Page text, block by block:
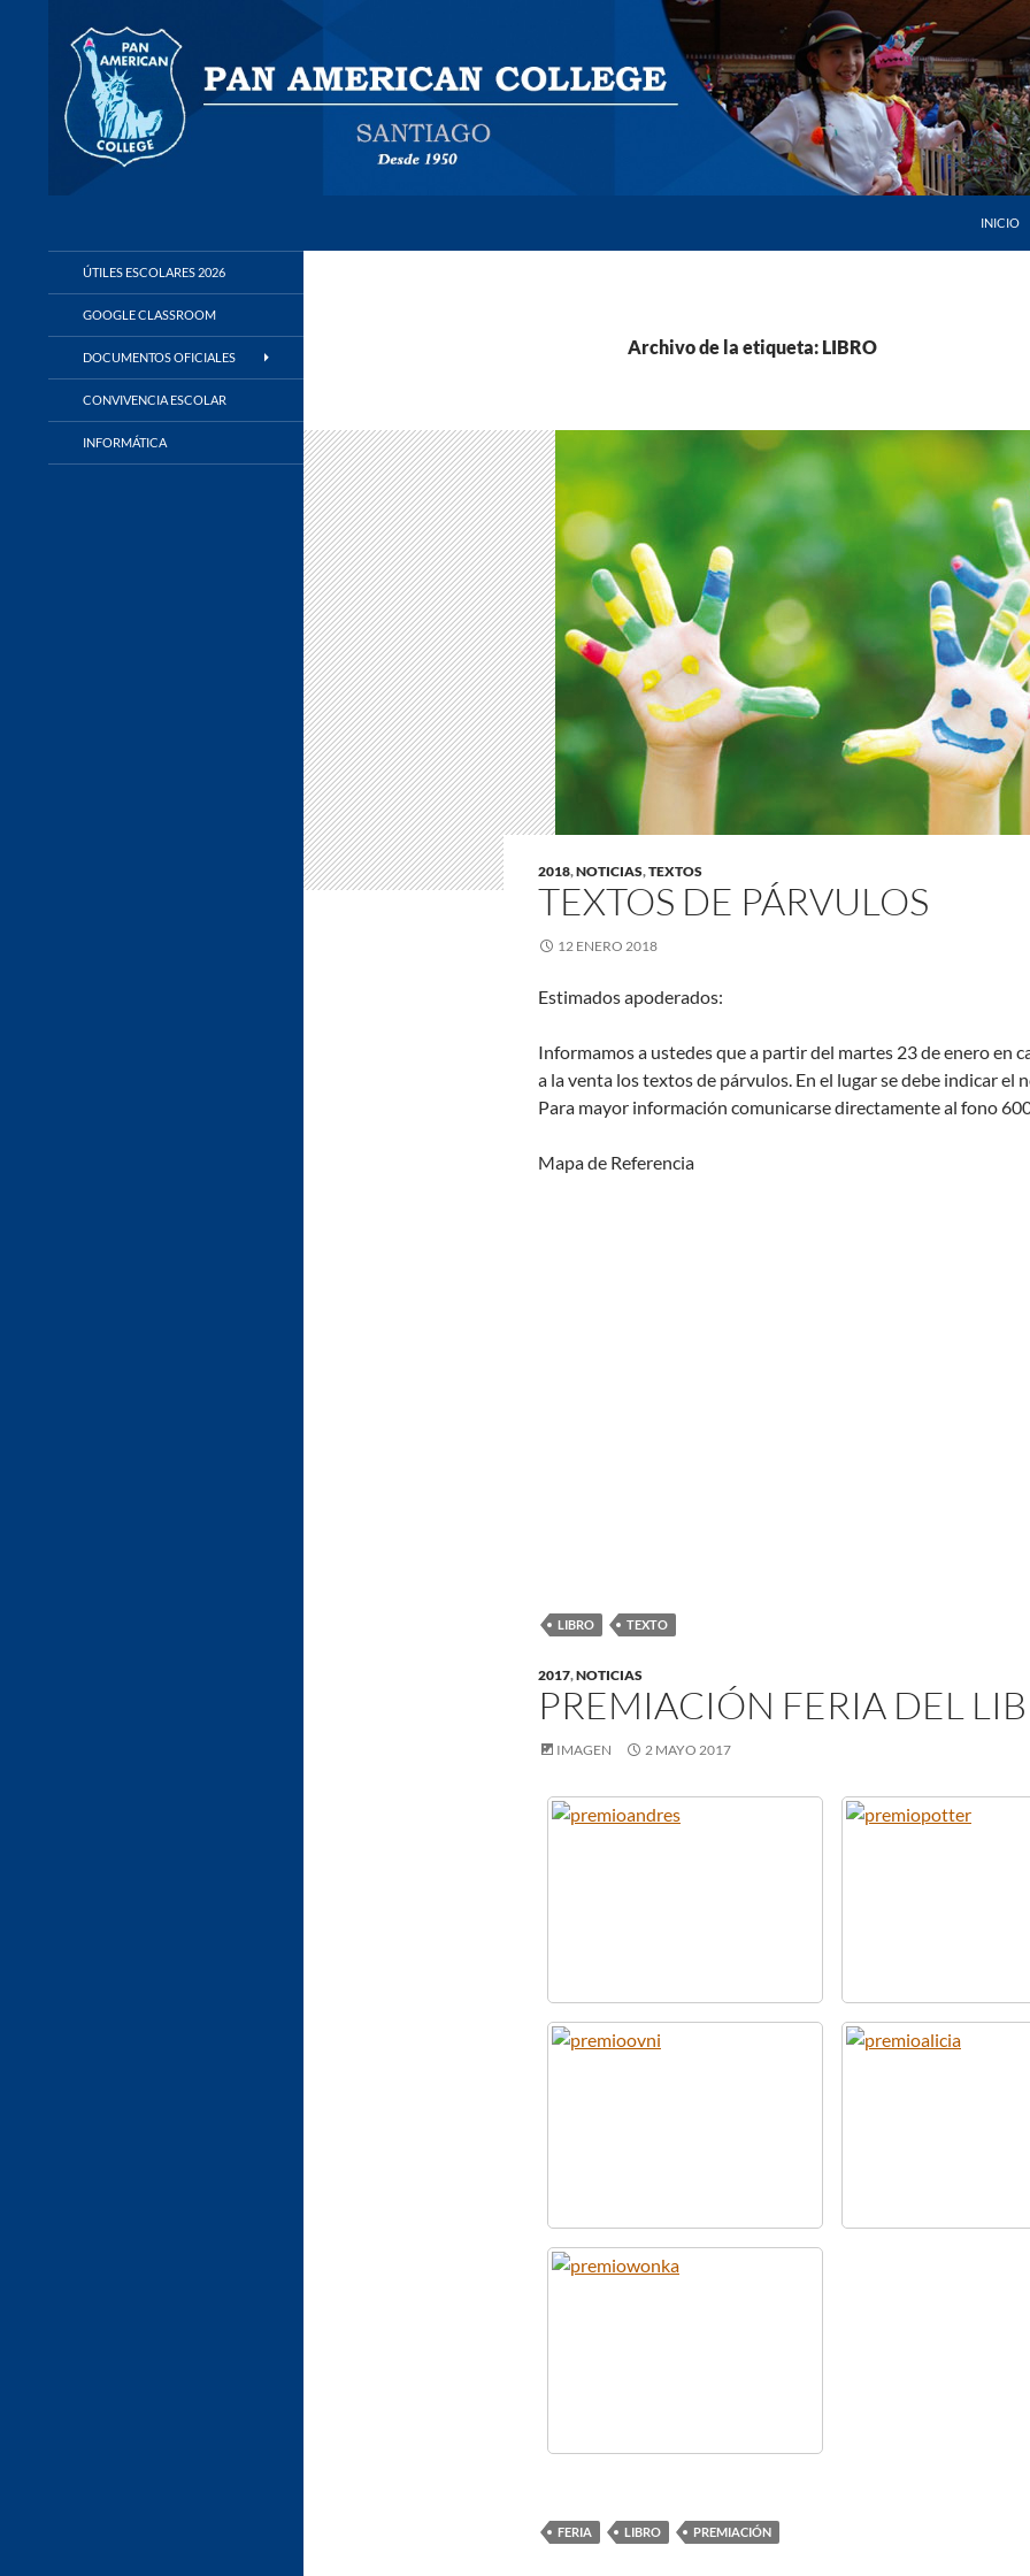
INICIO
Archivo de la etiqueta: LIBRO
2018,NOTICIAS,TEXTOS
TEXTOS DE PÁRVULOS
12 ENERO 2018
Estimados apoderados:
Informamos a ustedes que a partir del martes 23 de enero en
a la venta los textos de párvulos. En el lugar se debe indicar el
Para mayor información comunicarse directamente al fono
Mapa de Referencia
LIBRO TEXTO
2017,NOTICIAS
PREMIACIÓN FERIA DEL
IMAGEN 2 MAYO 2017
FERIA LIBRO PREMIACIÓN
ÚTILES ESCOLARES 2026
GOOGLE CLASSROOM
DOCUMENTOS OFICIALES
CONVIVENCIA ESCOLAR
INFORMÁTICA